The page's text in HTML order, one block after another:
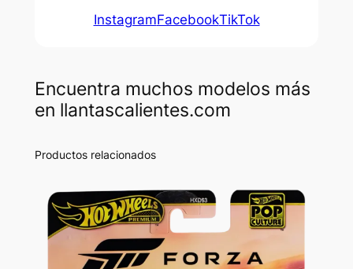
InstagramFacebookTikTok
Encuentra muchos modelos más
en llantascalientes.com
Productos relacionados